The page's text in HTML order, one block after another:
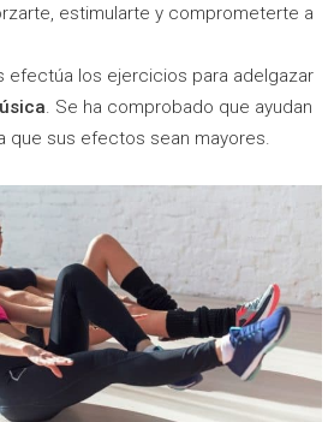
estimularte y comprometerte a
efectúa los ejercicios para adelgazar
. Se ha comprobado que ayudan
que sus efectos sean mayores.